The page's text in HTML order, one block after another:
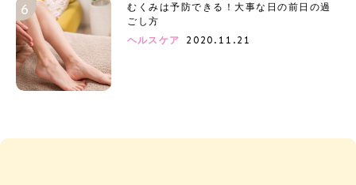
むくみは予防できる！大事な日の前日の過
ごし方
ヘルスケア
2020.11.21